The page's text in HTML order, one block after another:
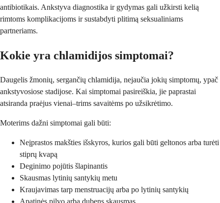
antibiotikais. Ankstyva diagnostika ir gydymas gali užkirsti kelią
rimtoms komplikacijoms ir sustabdyti plitimą seksualiniams
partneriams.
Kokie yra chlamidijos simptomai?
Daugelis žmonių, sergančių chlamidija, nejaučia jokių simptomų, ypač
ankstyvosiose stadijose. Kai simptomai pasireiškia, jie paprastai
atsiranda praėjus vienai–trims savaitėms po užsikrėtimo.
Moterims dažni simptomai gali būti:
Neįprastos makšties išskyros, kurios gali būti geltonos arba turėti
stiprų kvapą
Deginimo pojūtis šlapinantis
Skausmas lytinių santykių metu
Kraujavimas tarp menstruacijų arba po lytinių santykių
Apatinės pilvo arba dubens skausmas